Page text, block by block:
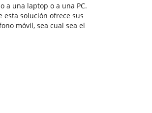
a una laptop o a una PC.
esta solución ofrece sus
móvil, sea cual sea el